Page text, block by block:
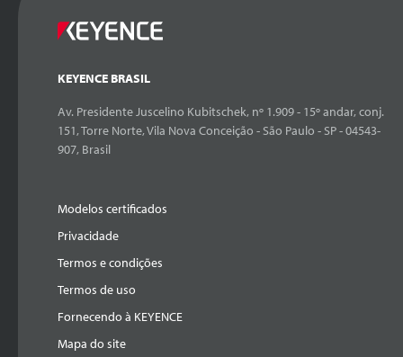
KEYENCE BRASIL
Av. Presidente Juscelino Kubitschek, nº 1.909 - 15º andar, conj.
151, Torre Norte, Vila Nova Conceição - São Paulo - SP - 04543-
907, Brasil
Modelos certificados
Privacidade
Termos e condições
Termos de uso
Fornecendo à KEYENCE
Mapa do site